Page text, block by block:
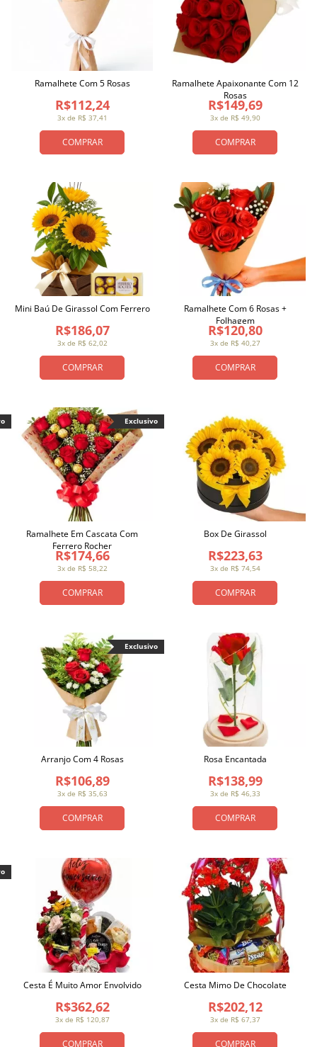
COMPRAR
3x de R$ 37,41
R$112,24
Ramalhete Com 5 Rosas
COMPRAR
3x de R$ 49,90
R$149,69
Ramalhete Apaixonante Com 12
Rosas
COMPRAR
3x de R$ 62,02
R$186,07
Mini Baú De Girassol Com Ferrero
COMPRAR
3x de R$ 40,27
R$120,80
Ramalhete Com 6 Rosas +
Folhagem
COMPRAR
3x de R$ 58,22
R$174,66
Ramalhete Em Cascata Com
Ferrero Rocher
Exclusivo
COMPRAR
3x de R$ 74,54
R$223,63
Box De Girassol
COMPRAR
3x de R$ 35,63
R$106,89
Arranjo Com 4 Rosas
Exclusivo
COMPRAR
3x de R$ 46,33
R$138,99
Rosa Encantada
COMPRAR
3x de R$ 120,87
R$362,62
Cesta É Muito Amor Envolvido
COMPRAR
3x de R$ 67,37
R$202,12
Cesta Mimo De Chocolate